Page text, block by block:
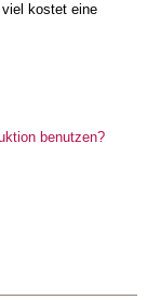
kostet eine
benutzen?